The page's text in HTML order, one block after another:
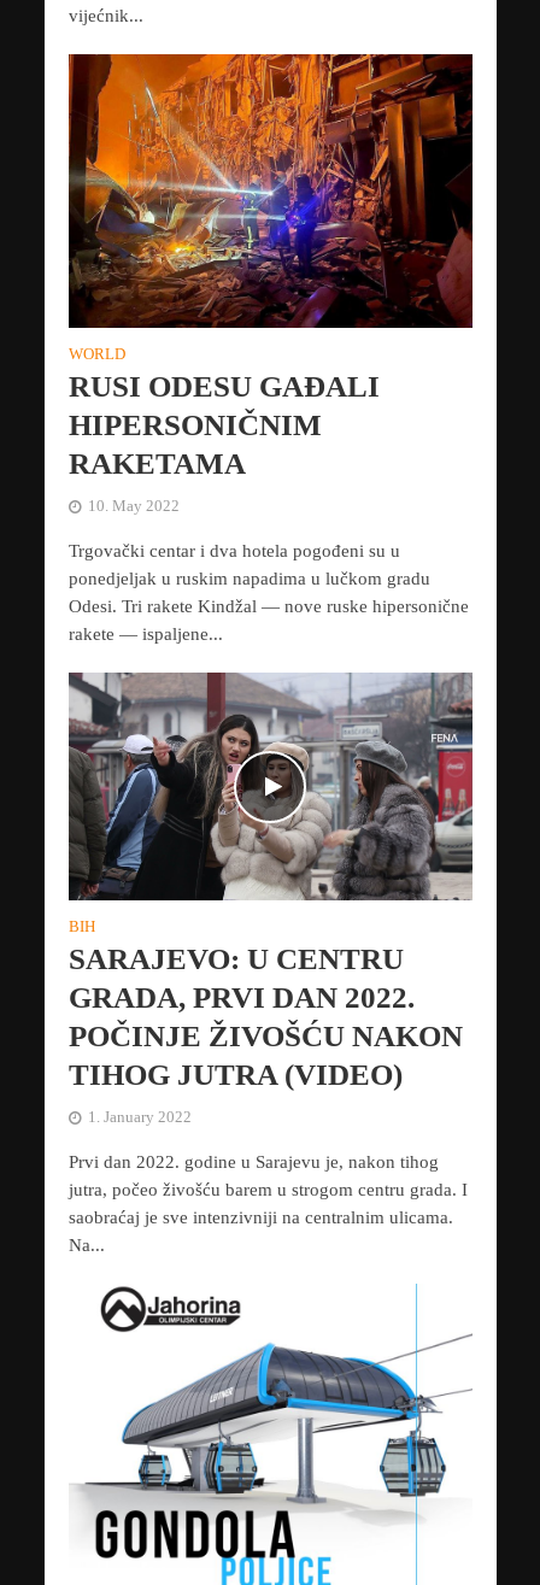
vijećnik...
WORLD
RUSI ODESU GAĐALI
HIPERSONIČNIM
RAKETAMA
10. May 2022
Trgovački centar i dva hotela pogođeni su u
ponedjeljak u ruskim napadima u lučkom gradu
Odesi. Tri rakete Kindžal — nove ruske hipersonične
rakete — ispaljene...
BIH
SARAJEVO: U CENTRU
GRADA, PRVI DAN 2022.
POČINJE ŽIVOŠĆU NAKON
TIHOG JUTRA (VIDEO)
1. January 2022
Prvi dan 2022. godine u Sarajevu je, nakon tihog
jutra, počeo živošću barem u strogom centru grada. I
saobraćaj je sve intenzivniji na centralnim ulicama.
Na...